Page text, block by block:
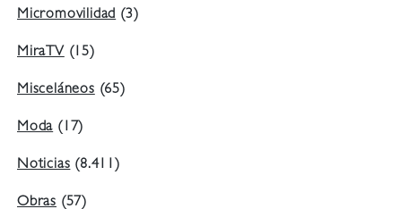
Micromovilidad(3)
MiraTV(15)
Misceláneos(65)
Moda(17)
Noticias(8.411)
Obras (57)